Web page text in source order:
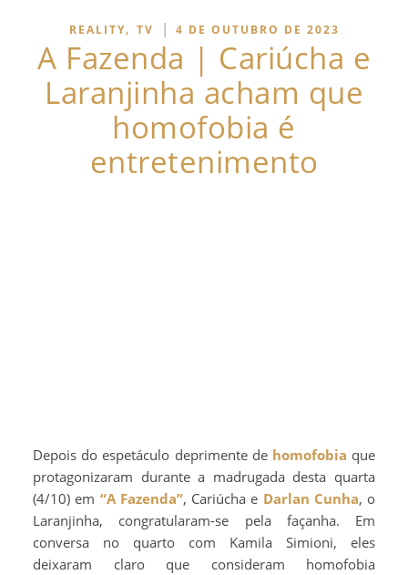
REALITY, TV | 4 DE OUTUBRO DE 2023
A Fazenda | Cariúcha e
Laranjinha acham que
homofobia é
entretenimento
Depois do espetáculo deprimente de homofobia que
protagonizaram durante a madrugada desta quarta
(4/10) em “A Fazenda”, Cariúcha e Darlan Cunha, o
Laranjinha, congratularam-se pela façanha. Em
conversa no quarto com Kamila Simioni, eles
deixaram claro que consideram homofobia